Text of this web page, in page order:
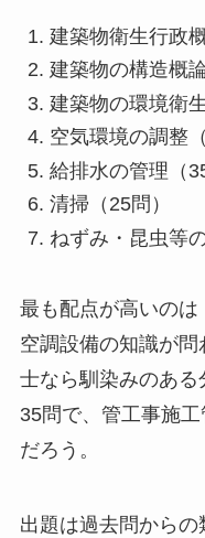
建築物衛生行政
建築物の構造概
建築物の環境衛
空気環境の調整
給排水の管理（
清掃（25問）
ねずみ・昆虫等
最も配点が高いのは
空調設備の知識が
士なら馴染みのあ
35問で、管工事施
だろう。
出題は過去問から